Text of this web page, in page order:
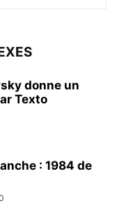
donne un
Texto
: 1984 de